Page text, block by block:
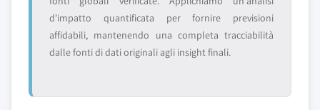
d'impatto quantificata per fornire previsioni
affidabili, mantenendo una completa tracciabilità
dalle fonti di dati originali agli insight finali.